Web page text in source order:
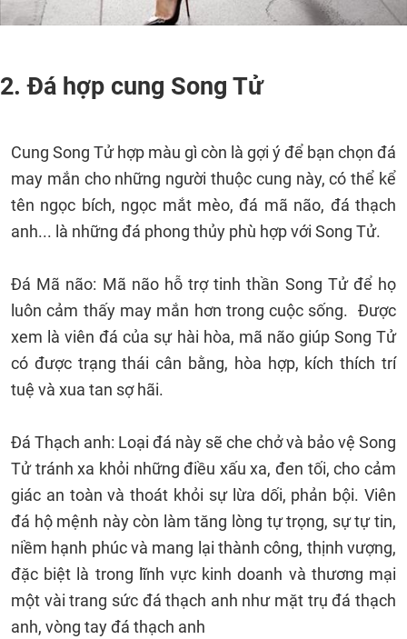
2. Đá hợp cung Song Tử
Cung Song Tử hợp màu gì còn là gợi ý để bạn chọn đá
may mắn cho những người thuộc cung này, có thể kể
tên ngọc bích, ngọc mắt mèo, đá mã não, đá thạch
anh... là những đá phong thủy phù hợp với Song Tử.
Đá Mã não: Mã não hỗ trợ tinh thần Song Tử để họ
luôn cảm thấy may mắn hơn trong cuộc sống. Được
xem là viên đá của sự hài hòa, mã não giúp Song Tử
có được trạng thái cân bằng, hòa hợp, kích thích trí
tuệ và xua tan sợ hãi.
Đá Thạch anh: Loại đá này sẽ che chở và bảo vệ Song
Tử tránh xa khỏi những điều xấu xa, đen tối, cho cảm
giác an toàn và thoát khỏi sự lừa dối, phản bội. Viên
đá hộ mệnh này còn làm tăng lòng tự trọng, sự tự tin,
niềm hạnh phúc và mang lại thành công, thịnh vượng,
đặc biệt là trong lĩnh vực kinh doanh và thương mại
một vài trang sức đá thạch anh như mặt trụ đá thạch
anh, vòng tay đá thạch anh